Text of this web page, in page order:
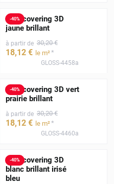
-40%
Film covering 3D
jaune brillant
à partir de 30,20 €
18,12 € le m²*
GLOSS-4458a
-40%
Film covering 3D vert
prairie brillant
à partir de 30,20 €
18,12 € le m²*
GLOSS-4460a
-40%
Film covering 3D
blanc brillant irisé
bleu